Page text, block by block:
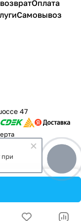
есно
й,
напол
ьный,
белый
/вяз
Оплата
Самовывоз
47
при